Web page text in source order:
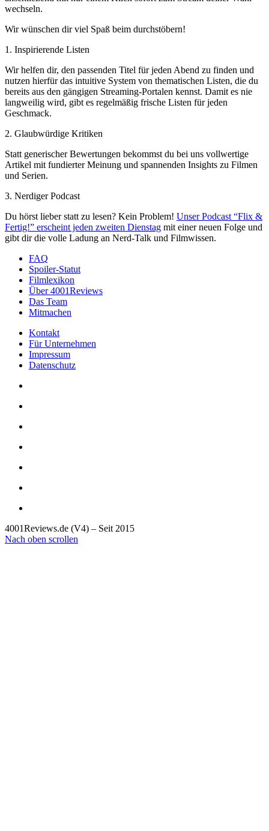
wechseln.
Wir wünschen dir viel Spaß beim durchstöbern!
1. Inspirierende Listen
Wir helfen dir, den passenden Titel für jeden Abend zu finden und
nutzen hierfür das intuitive System von thematischen Listen, die du
bereits aus den gängigen Streaming-Portalen kennst. Damit es nie
langweilig wird, gibt es regelmäßig frische Listen für jeden
Geschmack.
2. Glaubwürdige Kritiken
Statt generischer Bewertungen bekommst du bei uns vollwertige
Artikel mit fundierter Meinung und spannenden Insights zu Filmen
und Serien.
3. Nerdiger Podcast
Du hörst lieber statt zu lesen? Kein Problem! Unser Podcast “Flix &
Fertig!” erscheint jeden zweiten Dienstag mit einer neuen Folge und
gibt dir die volle Ladung an Nerd-Talk und Filmwissen.
FAQ
Spoiler-Statut
Filmlexikon
Über 4001Reviews
Das Team
Mitmachen
Kontakt
Für Unternehmen
Impressum
Datenschutz
4001Reviews.de (V4) – Seit 2015
Nach oben scrollen